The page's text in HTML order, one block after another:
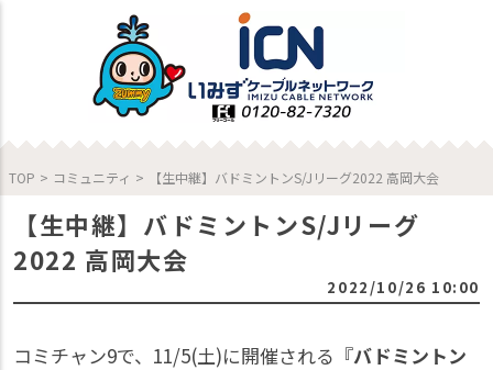
TOP > コミュニティ > 【生中継】バドミントンS/Jリーグ2022 高岡大会
【生中継】バドミントンS/Jリーグ
2022 高岡大会
2022/10/26 10:00
コミチャン9で、11/5(土)に開催される『バドミントン